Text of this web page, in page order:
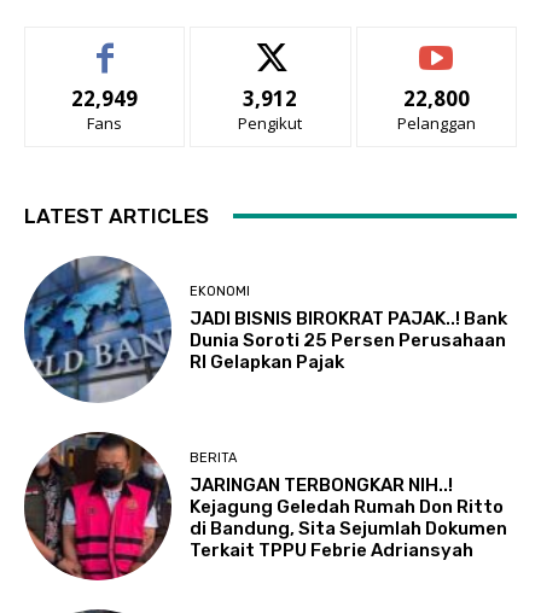
22,949
Fans
3,912
Pengikut
22,800
Pelanggan
LATEST ARTICLES
EKONOMI
JADI BISNIS BIROKRAT PAJAK..! Bank
Dunia Soroti 25 Persen Perusahaan
RI Gelapkan Pajak
BERITA
JARINGAN TERBONGKAR NIH..!
Kejagung Geledah Rumah Don Ritto
di Bandung, Sita Sejumlah Dokumen
Terkait TPPU Febrie Adriansyah